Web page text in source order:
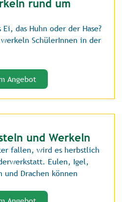
rund um
das Huhn oder der Hase?
SchülerInnen in der
Angebot
und Werkeln
fallen, wird es herbstlich
Eulen, Igel,
und Drachen können